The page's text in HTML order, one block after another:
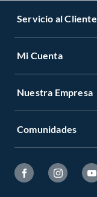
Servicio al Cliente
Mi Cuenta
Nuestra Empresa
Comunidades